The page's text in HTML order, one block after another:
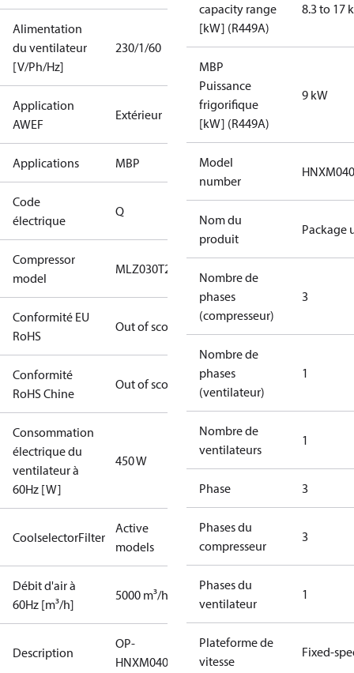
Alimentation
du ventilateur
[V/Ph/Hz]
230/1/60
Application
AWEF
Extérieur
Applications MBP
Code
électrique
Q
Compressor
model
MLZ030T2
Conformité EU
RoHS
Out of scope
Conformité
RoHS Chine
Out of scope
Consommation
électrique du
ventilateur à
60Hz [W]
450 W
CoolselectorFilter
Active
models
Débit d'air à
60Hz [m³/h]
5000 m³/h
Description
OP-
HNXM0400UWG000Q
capacity range
[kW] (R449A)
8.3 to 17
MBP
Puissance
frigorifique
[kW] (R449A)
9 kW
Model
number
Nom du
produit
Package
Nombre de
phases
(compresseur)
3
Nombre de
phases
(ventilateur)
1
Nombre de
ventilateurs
1
Phase 3
Phases du
compresseur
3
Phases du
ventilateur
1
Plateforme de
vitesse
Fixed-